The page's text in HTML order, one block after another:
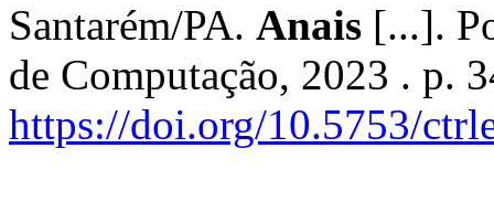
Santarém/PA. Anais [...].
de Computação, 2023 . p.
https://doi.org/10.5753/